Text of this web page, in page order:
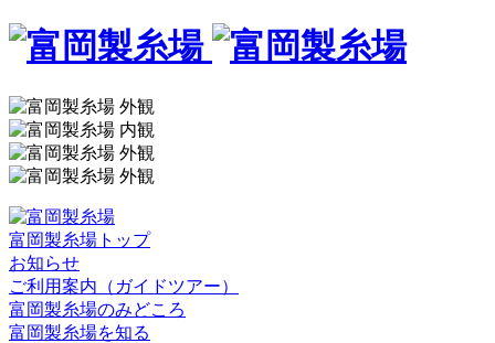
富岡製糸場トップ
お知らせ
ご利用案内（ガイドツアー）
富岡製糸場のみどころ
富岡製糸場を知る